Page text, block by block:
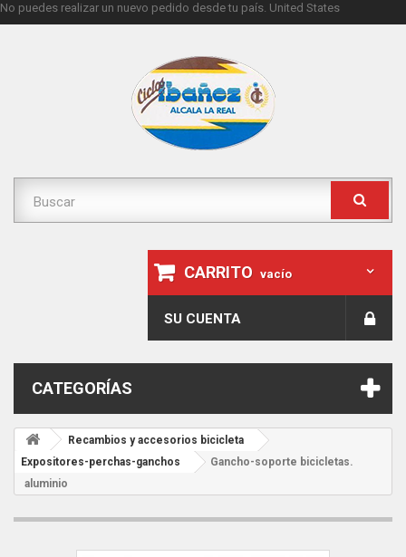
No puedes realizar un nuevo pedido desde tu país. United States
CARRITO vacío
SU CUENTA
CATEGORÍAS
Recambios y accesorios bicicleta
Expositores-perchas-ganchos
Gancho-soporte bicicletas.
aluminio